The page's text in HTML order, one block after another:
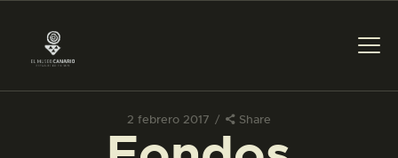
2 febrero 2017 Share
PREPARAR LA VISITA